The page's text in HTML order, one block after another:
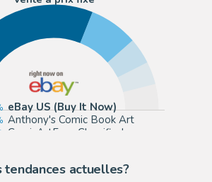
eBay US (Buy It Now)
Anthony's Comic Book Art
ComicArtFans Classifieds
actuelles?